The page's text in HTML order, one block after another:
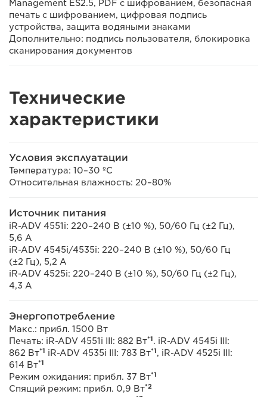
Management ES2.5, PDF с шифрованием, безопасная
печать с шифрованием, цифровая подпись
устройства, защита водяными знаками
Дополнительно: подпись пользователя, блокировка
сканирования документов
Технические
характеристики
Условия эксплуатации
Температура: 10–30 ºC
Относительная влажность: 20–80%
Источник питания
iR-ADV 4551i: 220–240 В (±10 %), 50/60 Гц (±2 Гц),
5,6 А
iR-ADV 4545i/4535i: 220–240 В (±10 %), 50/60 Гц
(±2 Гц), 5,2 А
iR-ADV 4525i: 220–240 В (±10 %), 50/60 Гц (±2 Гц),
4,3 А
Энергопотребление
Макс.: прибл. 1500 Вт
Печать: iR-ADV 4551i III: 882 Вт*1. iR-ADV 4545i III:
862 Вт*1 iR-ADV 4535i III: 783 Вт*1, iR-ADV 4525i III:
614 Вт*1
Режим ожидания: прибл. 37 Вт*1
Спящий режим: прибл. 0,9 Вт*2